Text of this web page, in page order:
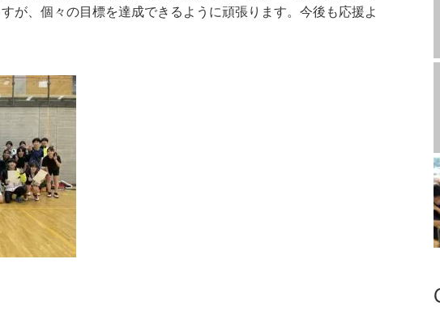
が、個々の目標を達成できるように頑張ります。今後も応援よ